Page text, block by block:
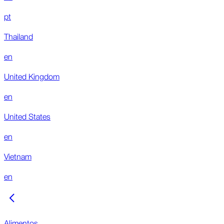
pt
Thailand
en
United Kingdom
en
United States
en
Vietnam
en